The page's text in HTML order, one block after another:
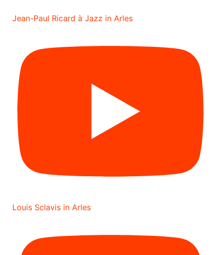
Jean-Paul Ricard à Jazz in Arles
Louis Sclavis in Arles